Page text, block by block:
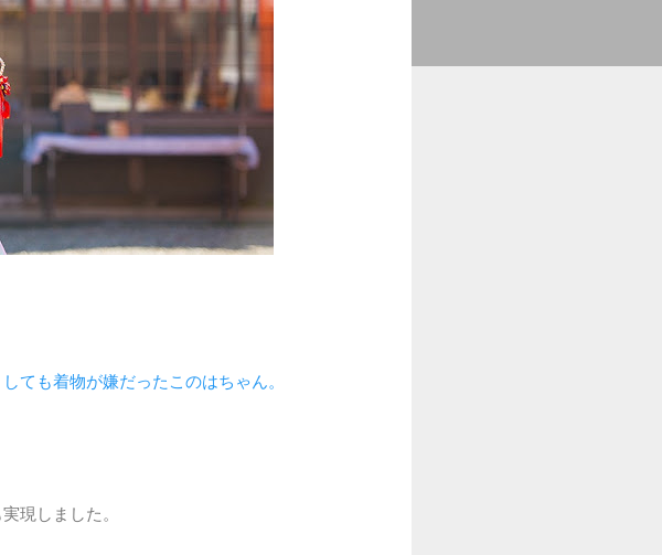
ても着物が嫌だったこのはちゃん。
現しました。